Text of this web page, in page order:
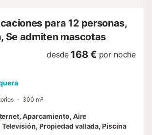
los niños juegan en el amplio jardín,
prefiere resguardarse a la somb...
para 12 personas,
Se admiten mascotas
desde 168 € por noche
300 m²
Aparcamiento, Aire
Propiedad vallada, Piscina